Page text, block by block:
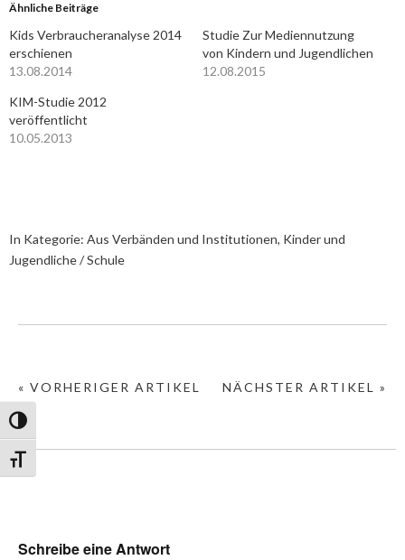
Umschalten auf hohe Kontraste
Schrift vergrößern
Ähnliche Beiträge
Kids Verbraucheranalyse 2014
erschienen
13.08.2014
Studie Zur Mediennutzung
von Kindern und Jugendlichen
12.08.2015
KIM-Studie 2012
veröffentlicht
10.05.2013
In Kategorie: Aus Verbänden und Institutionen, Kinder und
Jugendliche / Schule
NÄCHSTER ARTIKEL »
« VORHERIGER ARTIKEL
Schreibe eine Antwort